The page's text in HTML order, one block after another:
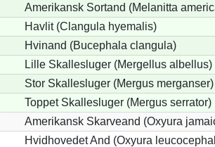
Amerikansk Sortand (Melanitta
Havlit (Clangula hyemalis)
Hvinand (Bucephala clangula)
Lille Skallesluger (Mergellus albellus)
Stor Skallesluger (Mergus merganser)
Toppet Skallesluger (Mergus serrator)
Amerikansk Skarveand (Oxyura
Hvidhovedet And (Oxyura